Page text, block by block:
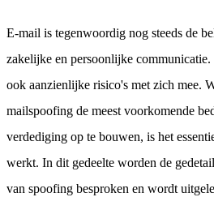
E-mail is tegenwoordig nog steeds de
zakelijke en persoonlijke
ook aanzienlijke risico's met zich mee.
mailspoofing de meest voorkomende
verdediging op te bouwen, is het
werkt. In dit gedeelte worden de
van spoofing besproken en wordt